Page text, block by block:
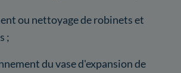
ou nettoyage de robinets et
;
du vase d'expansion de